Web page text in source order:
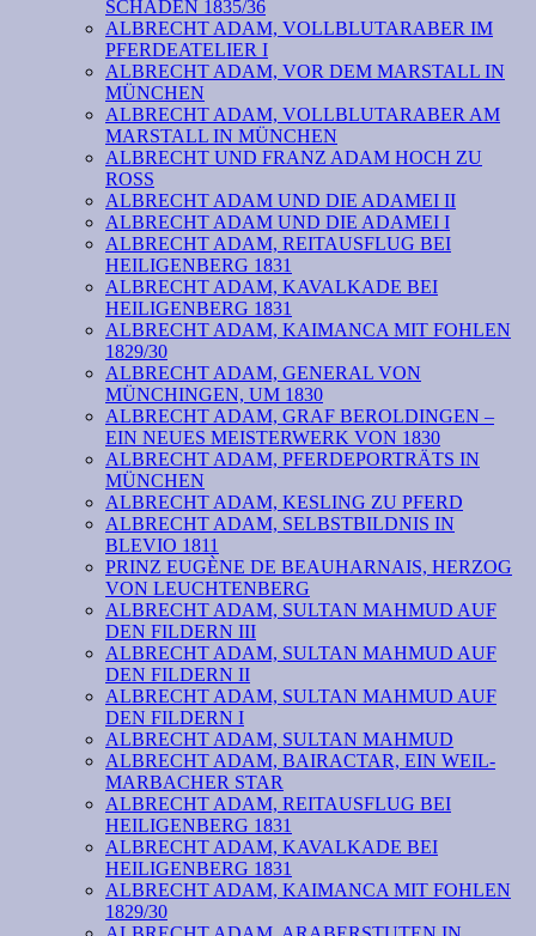
SCHADEN 1835/36
ALBRECHT ADAM, VOLLBLUTARABER IM
PFERDEATELIER I
ALBRECHT ADAM, VOR DEM MARSTALL IN
MÜNCHEN
ALBRECHT ADAM, VOLLBLUTARABER AM
MARSTALL IN MÜNCHEN
ALBRECHT UND FRANZ ADAM HOCH ZU
ROSS
ALBRECHT ADAM UND DIE ADAMEI II
ALBRECHT ADAM UND DIE ADAMEI I
ALBRECHT ADAM, REITAUSFLUG BEI
HEILIGENBERG 1831
ALBRECHT ADAM, KAVALKADE BEI
HEILIGENBERG 1831
ALBRECHT ADAM, KAIMANCA MIT FOHLEN
1829/30
ALBRECHT ADAM, GENERAL VON
MÜNCHINGEN, UM 1830
ALBRECHT ADAM, GRAF BEROLDINGEN –
EIN NEUES MEISTERWERK VON 1830
ALBRECHT ADAM, PFERDEPORTRÄTS IN
MÜNCHEN
ALBRECHT ADAM, KESLING ZU PFERD
ALBRECHT ADAM, SELBSTBILDNIS IN
BLEVIO 1811
PRINZ EUGÈNE DE BEAUHARNAIS, HERZOG
VON LEUCHTENBERG
ALBRECHT ADAM, SULTAN MAHMUD AUF
DEN FILDERN III
ALBRECHT ADAM, SULTAN MAHMUD AUF
DEN FILDERN II
ALBRECHT ADAM, SULTAN MAHMUD AUF
DEN FILDERN I
ALBRECHT ADAM, SULTAN MAHMUD
ALBRECHT ADAM, BAIRACTAR, EIN WEIL-
MARBACHER STAR
ALBRECHT ADAM, REITAUSFLUG BEI
HEILIGENBERG 1831
ALBRECHT ADAM, KAVALKADE BEI
HEILIGENBERG 1831
ALBRECHT ADAM, KAIMANCA MIT FOHLEN
1829/30